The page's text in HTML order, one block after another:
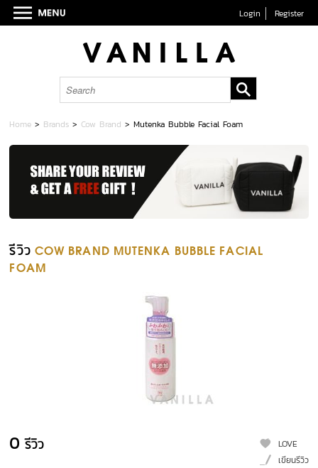
Login Register
Home > Brands > Cow Brand >Mutenka Bubble Facial Foam
รีวิว COW BRAND MUTENKA BUBBLE FACIAL
FOAM
0 รีวิว
LOVE
เขียนรีวิว